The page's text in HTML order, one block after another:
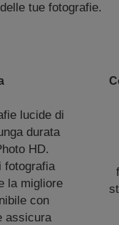
tue fotografie.
lucide di
durata
HD.
fotografia
la migliore
con
assicura